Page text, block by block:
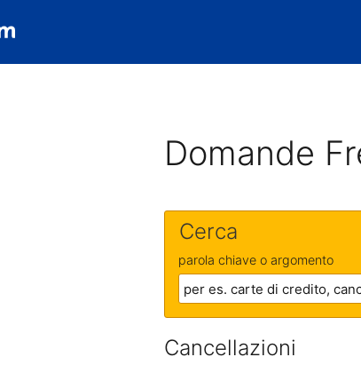
Domande
Cerca
parola chiave o argomento
Cancellazioni